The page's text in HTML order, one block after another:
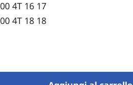
4T 16 17
4T 18 18